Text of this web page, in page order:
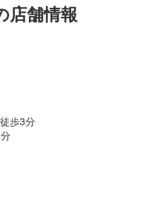
店舗情報
歩3分